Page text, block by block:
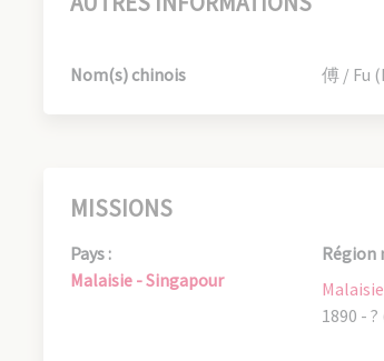
Nom(s) chinois 傅 / Fu
MISSIONS
Pays :
Malaisie - Singapour
Région
1890 -